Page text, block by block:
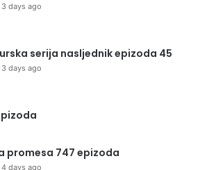
3 days ago
serija nasljednik epizoda 45
3 days ago
promesa 747 epizoda
4 days ago